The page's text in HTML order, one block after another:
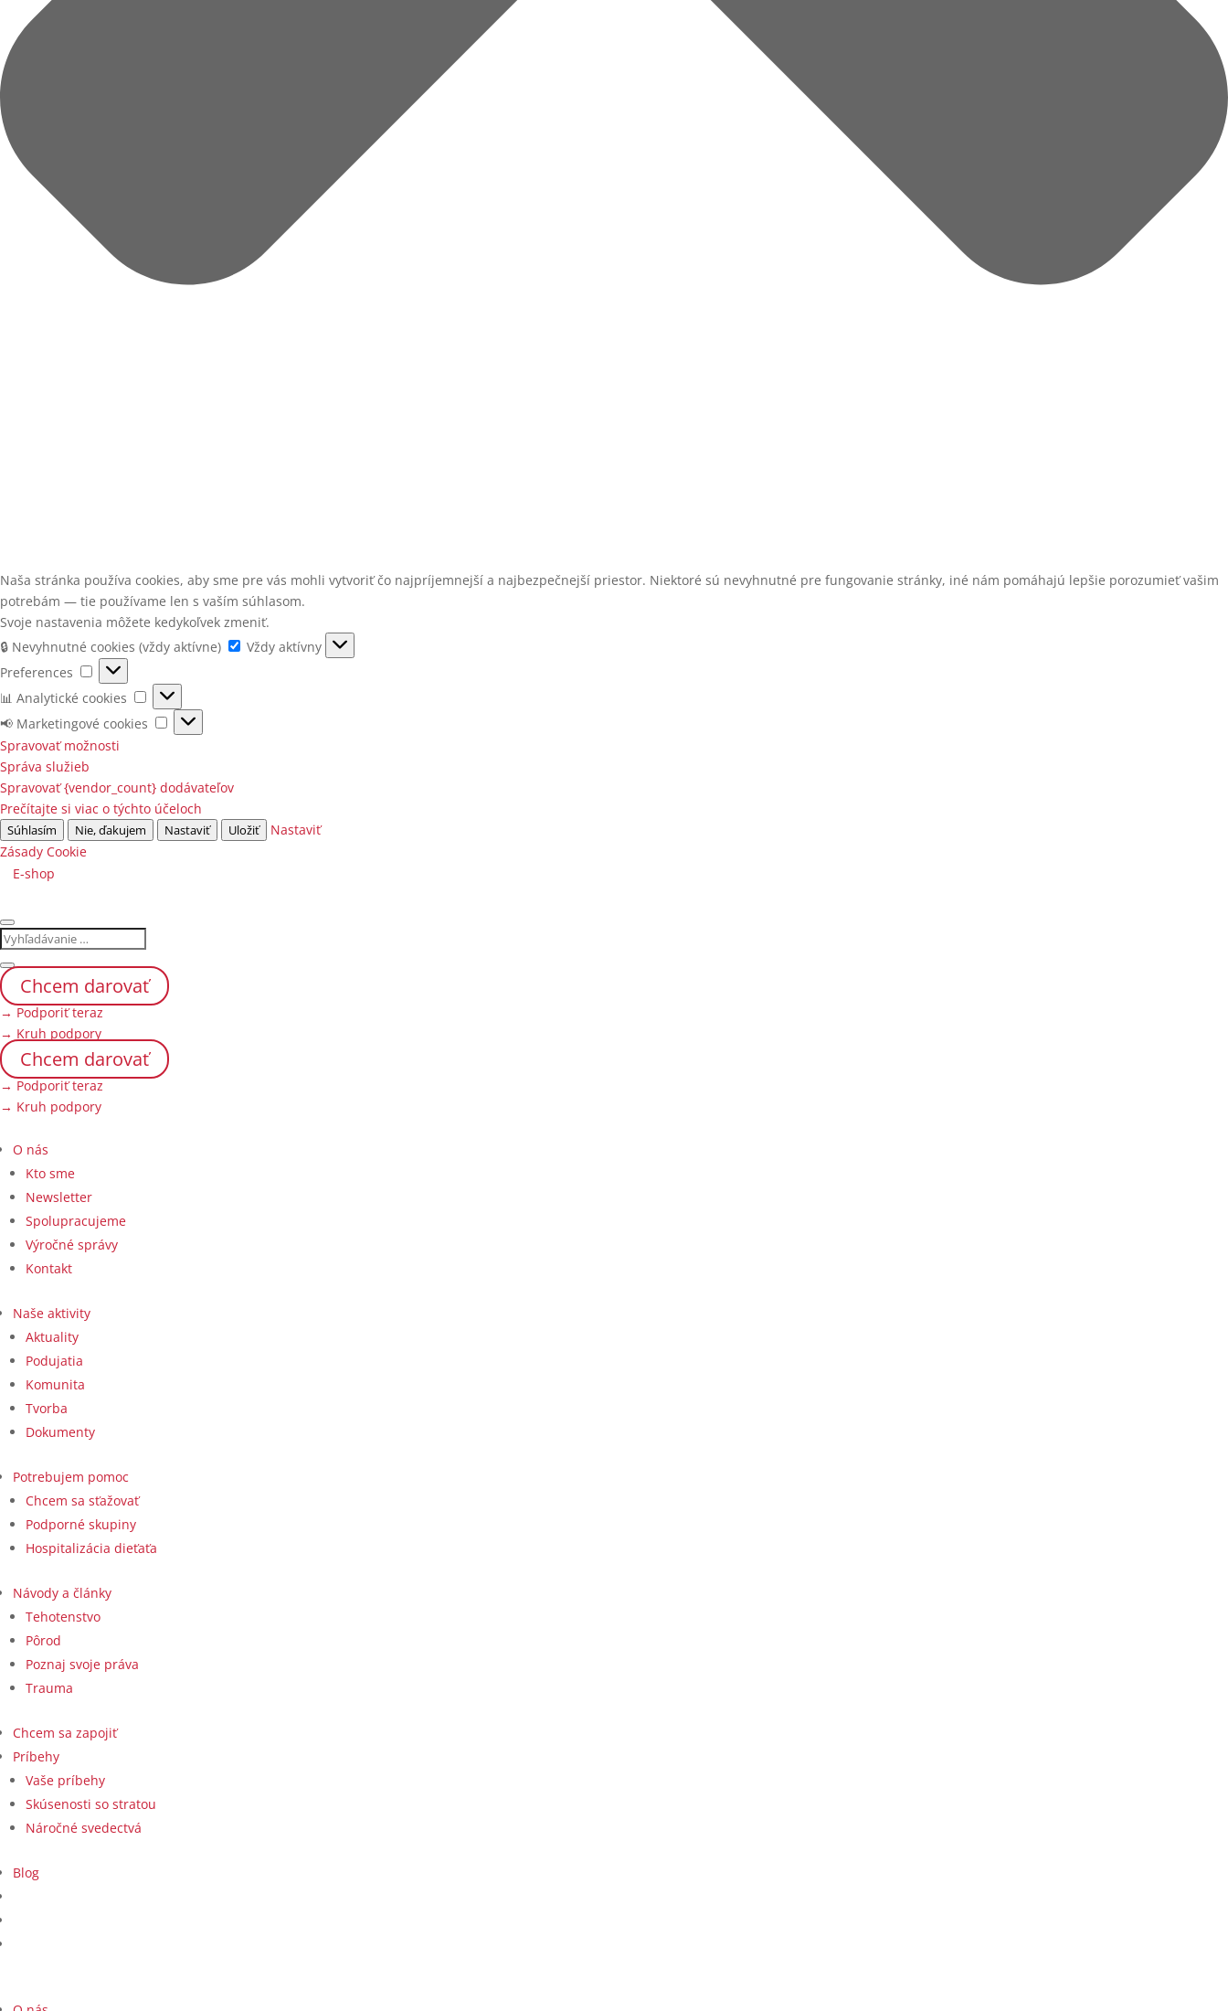
Naša stránka používa cookies, aby sme pre vás mohli vytvoriť čo najpríjemnejší a najbezpečnejší priestor. Niektoré sú nevyhnutné pre fungovanie stránky, iné nám pomáhajú lepšie porozumieť vašim
potrebám — tie používame len s vaším súhlasom.
Svoje nastavenia môžete kedykoľvek zmeniť.
🔒 Nevyhnutné cookies (vždy aktívne)
🔒
Vždy aktívny
Preferences
Preferences
📊 Analytické cookies
📊
Analytické
cookies
📢 Marketingové cookies
📢
Marketingové
Spravovať možnosti
Správa služieb
Spravovať {vendor_count} dodávateľov
Prečítajte si viac o týchto účeloch
Súhlasím Nie, ďakujem Nastaviť Uložiť
Nastaviť
Zásady Cookie
E-shop
Chcem darovať
→ Podporiť teraz
→ Kruh podpory
Chcem darovať
→ Podporiť teraz
→ Kruh podpory
O nás
Kto sme
Newsletter
Spolupracujeme
Výročné správy
Kontakt
Naše aktivity
Aktuality
Podujatia
Komunita
Tvorba
Dokumenty
Potrebujem pomoc
Chcem sa sťažovať
Podporné skupiny
Hospitalizácia dieťaťa
Návody a články
Tehotenstvo
Pôrod
Poznaj svoje práva
Trauma
Chcem sa zapojiť
Príbehy
Vaše príbehy
Skúsenosti so stratou
Náročné svedectvá
Blog